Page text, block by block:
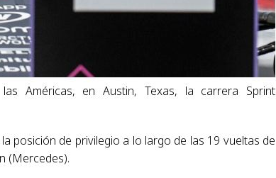
Américas, en Austin, Texas, la carrera Sprint
posición de privilegio a lo largo de las 19 vueltas de
(Mercedes).